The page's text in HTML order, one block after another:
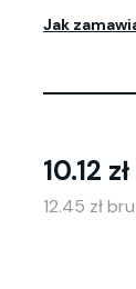
Jak
10.12
12.45 zł